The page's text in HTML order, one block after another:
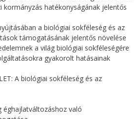
hatékonyságának jelentős
a biológiai sokféleség és az
támogatásának jelentős növelése
a világ biológiai sokféleségére
gyakorolt hatásainak
A biológiai sokféleség és az
éghajlatváltozáshoz való